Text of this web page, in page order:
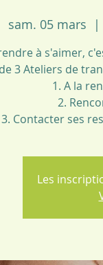
sam. 05 mars
  |
à s'aimer,
3 Ateliers de
1. A la
2.
3. Contacter ses
Les